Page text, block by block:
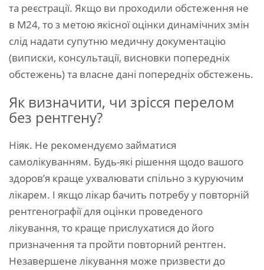
та реєстрації. Якщо ви проходили обстеження не
в М24, то з метою якісної оцінки динамічних змін
слід надати супутню медичну документацію
(виписки, консультації, висновки попередніх
обстежень) та власне дані попередніх обстежень.
Як визначити, чи зрісся перелом
без рентгену?
Ніяк. Не рекомендуємо займатися
самолікуванням. Будь-які рішення щодо вашого
здоров’я краще ухвалювати спільно з куруючим
лікарем. І якщо лікар бачить потребу у повторній
рентгенографії для оцінки проведеного
лікування, то краще прислухатися до його
призначення та пройти повторний рентген.
Незавершене лікування може призвести до